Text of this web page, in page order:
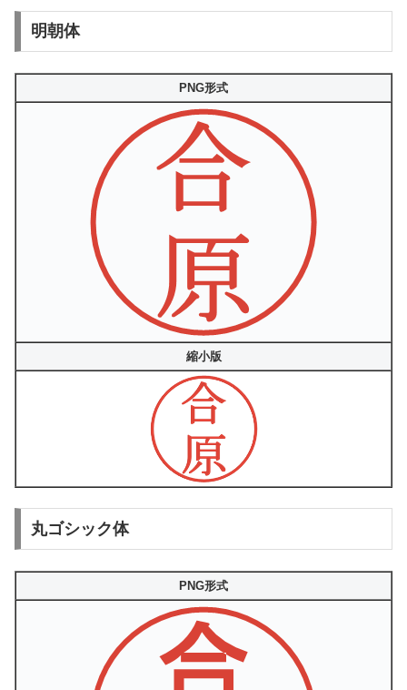
明朝体
PNG形式
縮小版
丸ゴシック体
PNG形式